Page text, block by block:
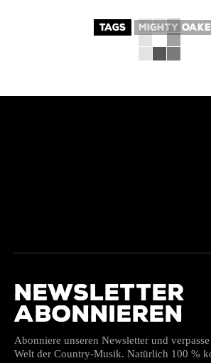
TAGS MIGHTY
NEWSLETTER
ABONNIEREN
Abonniere unseren Newsletter und
Welt der Country-Musik. Natürlich 100 %